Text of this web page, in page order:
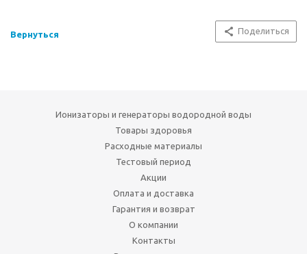
Вернуться Поделиться
Ионизаторы и генераторы водородной воды
Товары здоровья
Расходные материалы
Тестовый период
Акции
Оплата и доставка
Гарантия и возврат
О компании
Контакты